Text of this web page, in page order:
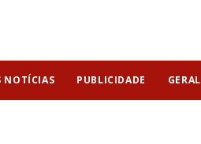
NOTÍCIAS PUBLICIDADE GERAL